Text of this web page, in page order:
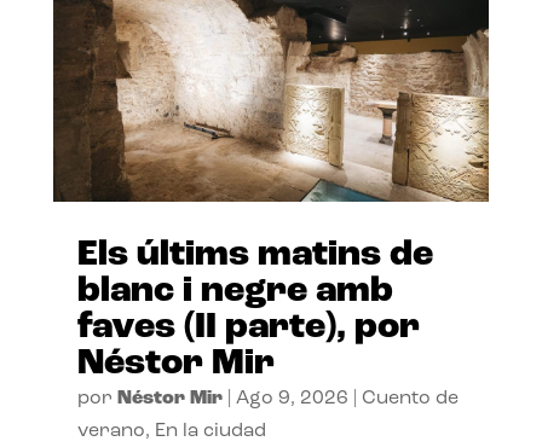
Els últims matins de
blanc i negre amb
faves (II parte), por
Néstor Mir
por Néstor Mir| Ago 9, 2026
Cuento de
verano, En la ciudad